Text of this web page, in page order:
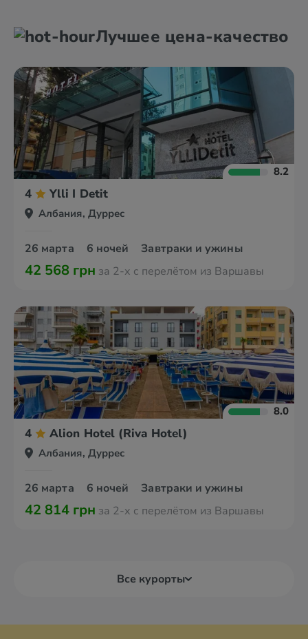
Влера Ксамил
Лучшее цена-качество
8.2
4 Ylli I Detit
Албания, Дуррес
26 марта 6 ночей Завтраки и ужины
42 568 грн за 2-х с перелётом из Варшавы
8.0
4 Alion Hotel (Riva Hotel)
Албания, Дуррес
26 марта 6 ночей Завтраки и ужины
42 814 грн за 2-х с перелётом из Варшавы
Все курорты